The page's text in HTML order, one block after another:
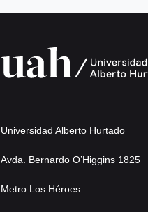
Universidad Alberto Hurtado
Avda. Bernardo O’Higgins 1825
Metro Los Héroes